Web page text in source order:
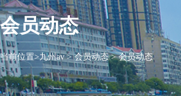
会员动态
当前位置>九州av>会员动态>会员动态